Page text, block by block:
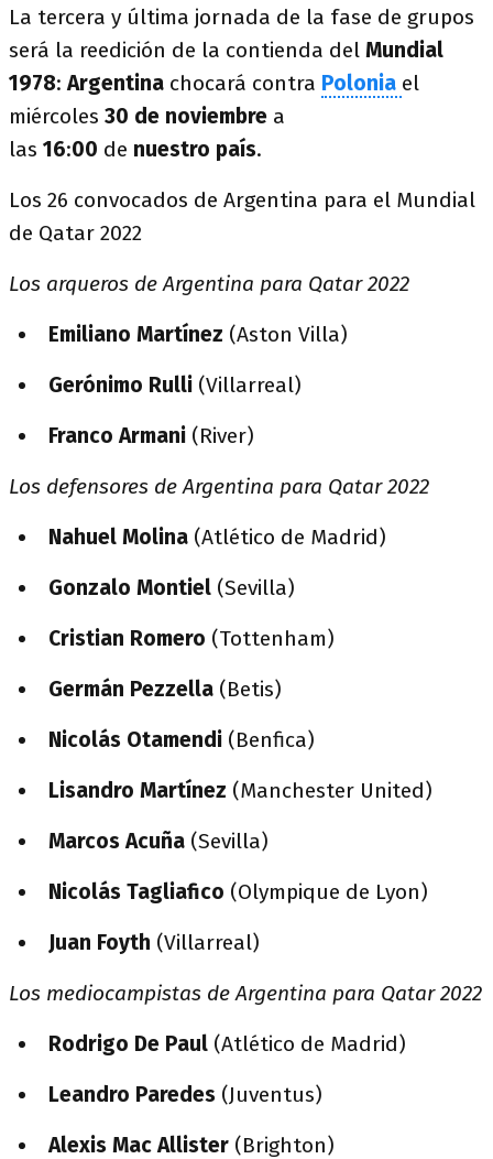
La tercera y última jornada de la fase de grupos
será la reedición de la contienda del Mundial
1978:Argentina chocará contra Polonia el
miércoles 30 de noviembre a
las 16:00 de nuestro país.
Los 26 convocados de Argentina para el Mundial
de Qatar 2022
Los arqueros de Argentina para Qatar 2022
Emiliano Martínez (Aston Villa)
Gerónimo Rulli (Villarreal)
Franco Armani (River)
Los defensores de Argentina para Qatar 2022
Nahuel Molina (Atlético de Madrid)
Gonzalo Montiel (Sevilla)
Cristian Romero (Tottenham)
Germán Pezzella (Betis)
Nicolás Otamendi (Benfica)
Lisandro Martínez (Manchester United)
Marcos Acuña (Sevilla)
Nicolás Tagliafico (Olympique de Lyon)
Juan Foyth (Villarreal)
Los mediocampistas de Argentina para Qatar 2022
Rodrigo De Paul (Atlético de Madrid)
Leandro Paredes (Juventus)
Alexis Mac Allister (Brighton)